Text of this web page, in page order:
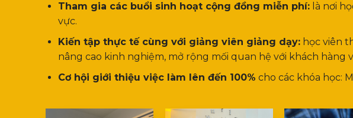
Tham gia các buổi sinh hoạt cộng đồng miễn phí:là nơi
vực.
Kiến tập thực tế cùng với giảng viên giảng dạy:học viên
nâng cao kinh nghiệm, mở rộng mối quan hệ với khách hàng
Cơ hội giới thiệu việc làm lên đến 100% cho các khóa học: